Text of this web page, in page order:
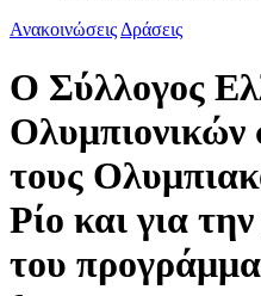
Ανακοινώσεις Δράσεις
Ο Σύλλογος
τους
Ρίο και για
του